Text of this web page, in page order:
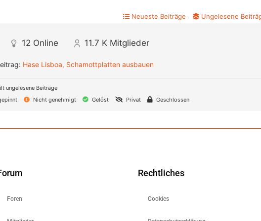
Neueste Beiträge Ungelesene
12 Online 11.7 K Mitglieder
Hase Lisboa, Schamottplatten ausbauen
ungelesene Beiträge
Nicht genehmigt Gelöst Privat Geschlossen
Foren
Rechtliches
Cookies